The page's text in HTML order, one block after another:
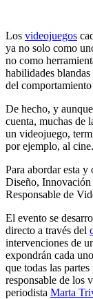
Los videojuegos
ya no solo como
no como
habilidades
del comportamiento
De hecho, y
cuenta, muchas de
un videojuego,
por ejemplo, al cine.
Para abordar esta
Diseño, Innovación
Responsable de
El evento se
directo a través del
intervenciones de
expondrán cada
que todas las
responsable de los
periodista Marta